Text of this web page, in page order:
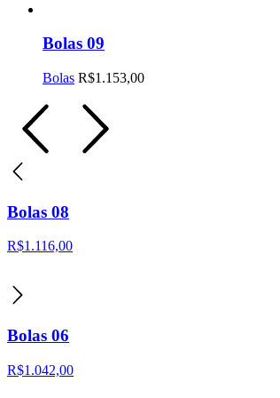
Bolas 09
Bolas R$1.153,00
Bolas 08
R$1.116,00
Bolas 06
R$1.042,00